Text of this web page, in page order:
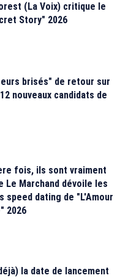
(La Voix) critique le
Story" 2026
brisés" de retour sur
nouveaux candidats de
fois, ils sont vraiment
Le Marchand dévoile les
speed dating de "L'Amour
2026
la date de lancement